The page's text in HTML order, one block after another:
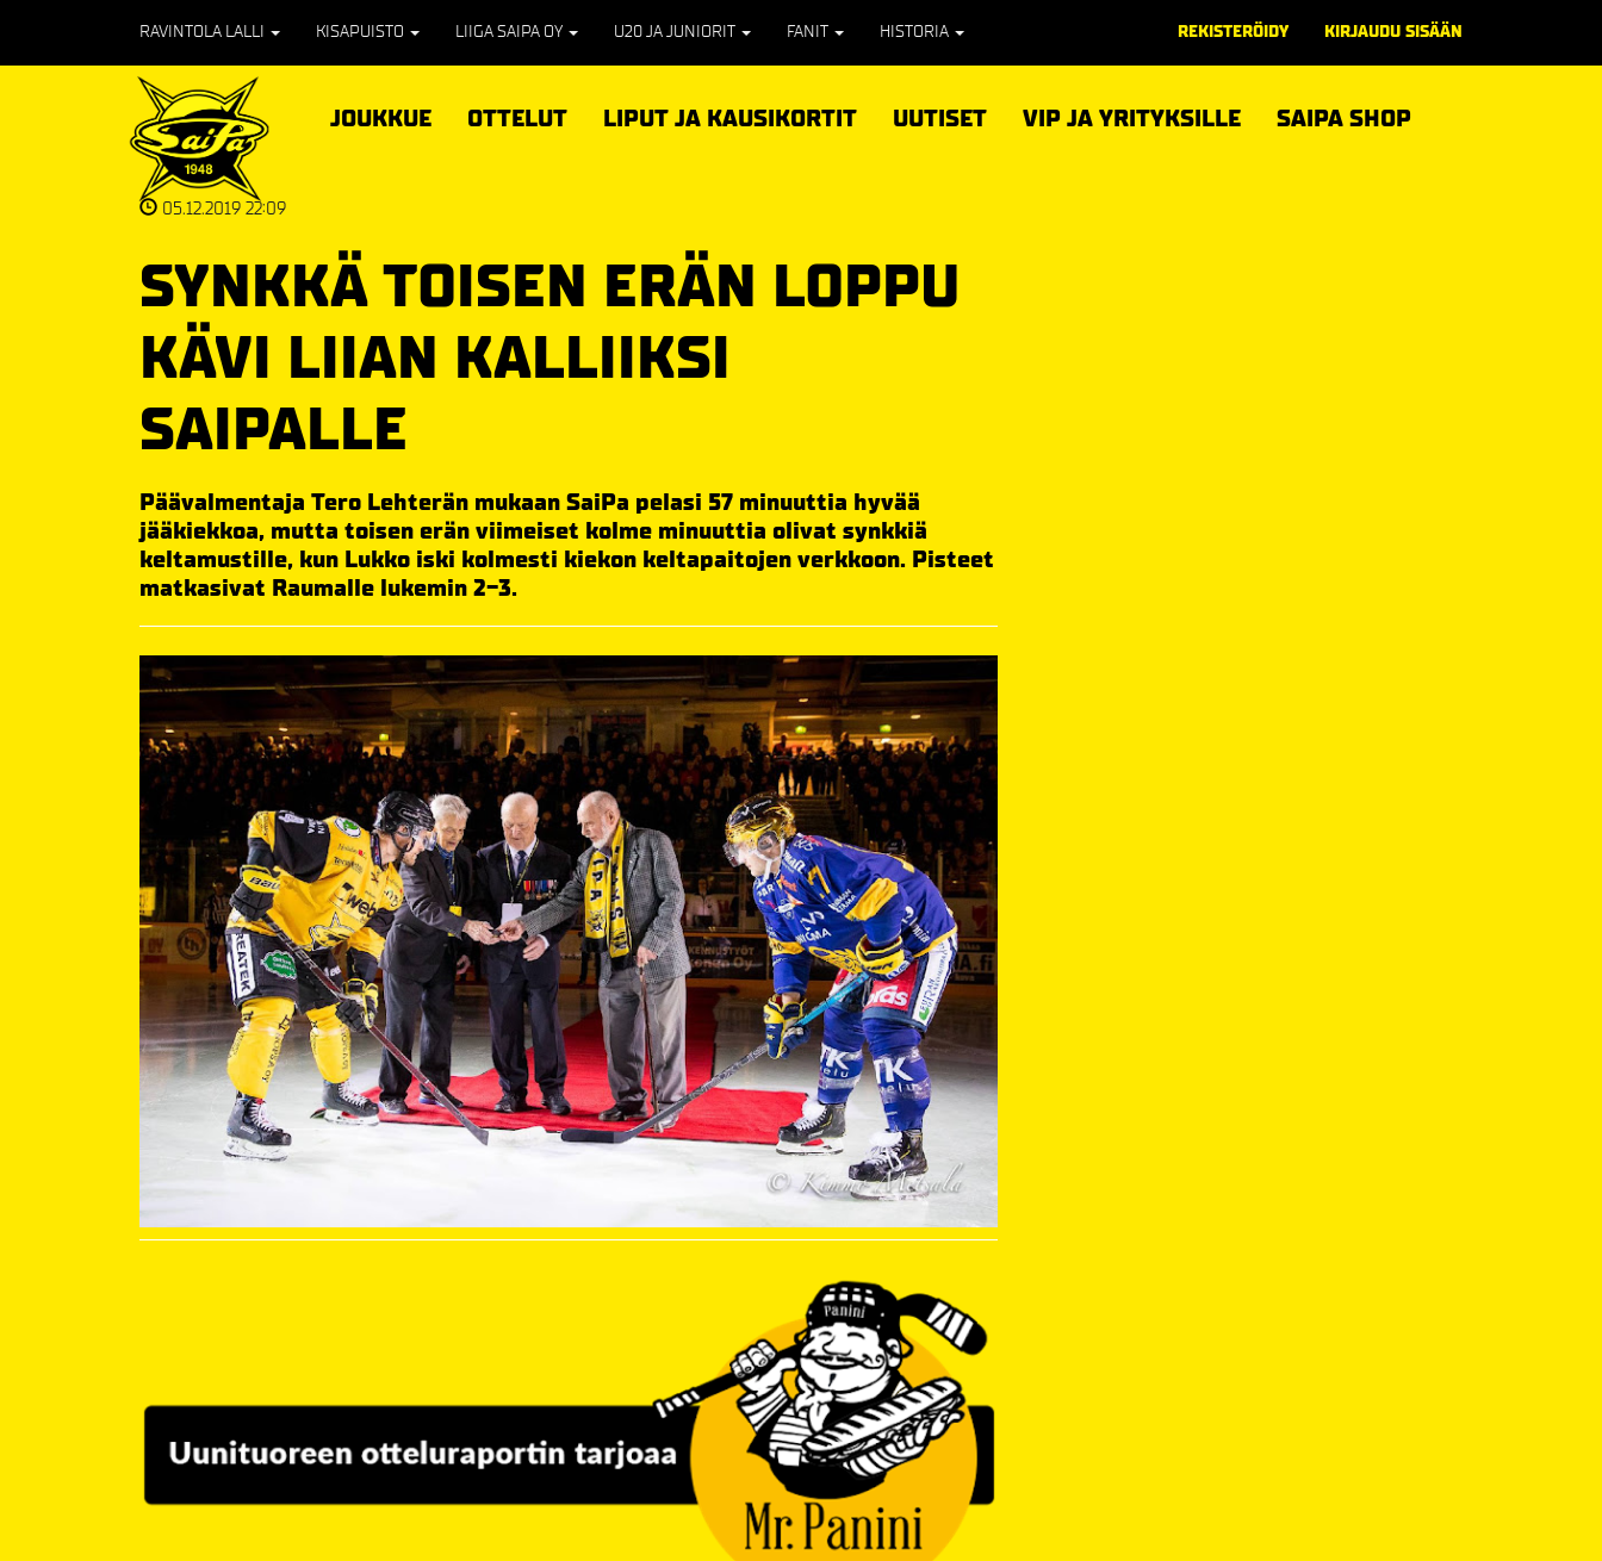
RAVINTOLA LALLI KISAPUISTO LIIGA SAIPA OY U20 JA JUNIORIT FANIT HISTORIA REKISTERÖIDY KIRJAUDU SISÄÄN
JOUKKUE OTTELUT LIPUT JA KAUSIKORTIT UUTISET VIP JA YRITYKSILLE SAIPA SHOP
05.12.2019 22:09
SYNKKÄ TOISEN ERÄN LOPPU
KÄVI LIIAN KALLIIKSI
SAIPALLE
Päävalmentaja Tero Lehterän mukaan SaiPa pelasi 57 minuuttia hyvää
jääkiekkoa, mutta toisen erän viimeiset kolme minuuttia olivat synkkiä
keltamustille, kun Lukko iski kolmesti kiekon keltapaitojen verkkoon. Pisteet
matkasivat Raumalle lukemin 2-3.